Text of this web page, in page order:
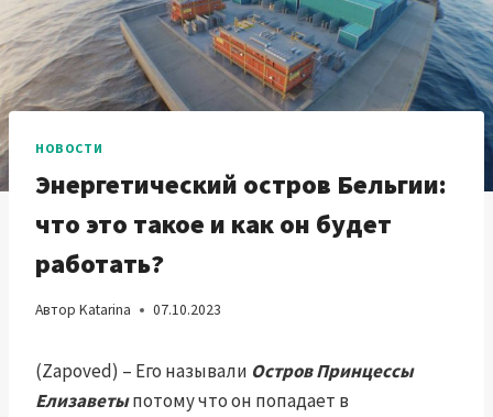
НОВОСТИ
Энергетический остров Бельгии:
что это такое и как он будет
работать?
Автор Katarina 07.10.2023
(Zapoved) – Его называли Остров Принцессы
Елизаветыпотому что он попадает в